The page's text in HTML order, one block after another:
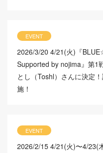
EVENT
2026/3/20 4/21(火)『
Supported by nojima』第1
とし（Toshl）さんに決定
施！
EVENT
2026/2/15 4/21(火)〜4/23(